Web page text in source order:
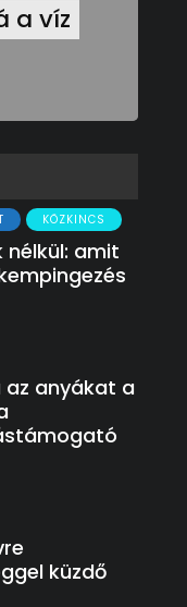
a víz
KÖZKINCS
nélkül: amit
az anyákat a
küzdő